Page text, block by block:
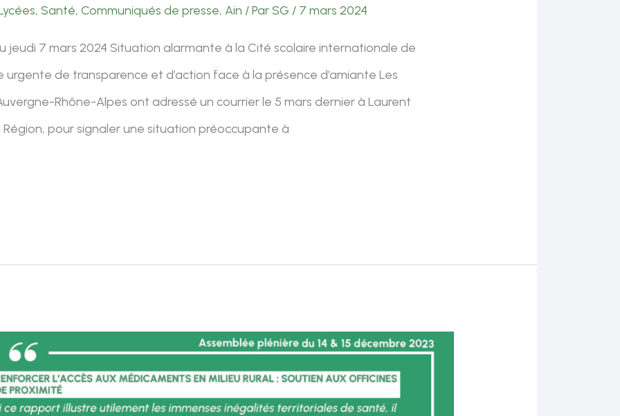
,Santé,Communiqués de presse, Ain / ParSG / 7 mars 2024
jeudi 7 mars 2024 Situation alarmante à la Cité scolaire internationale de
urgente de transparence et d’action face à la présence d’amiante Les
Rhône-Alpes ont adressé un courrier le 5 mars dernier à Laurent
pour signaler une situation préoccupante à